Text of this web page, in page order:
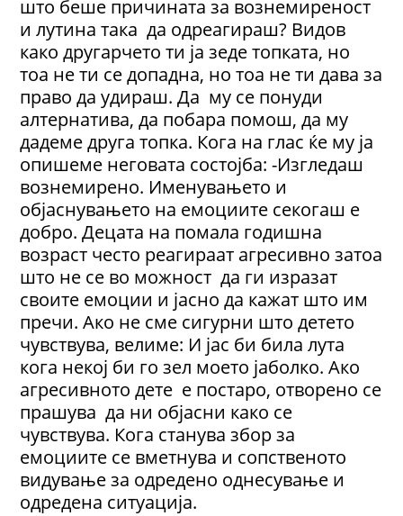
што беше причината за вознемиреност
и лутина така да одреагираш? Видов
како другарчето ти ја зеде топката, но
тоа не ти се допадна, но тоа не ти дава за
право да удираш. Да му се понуди
алтернатива, да побара помош, да му
дадеме друга топка. Кога на глас ќе му ја
опишеме неговата состојба: -Изгледаш
вознемирено. Именувањето и
објаснувањето на емоциите секогаш е
добро. Децата на помала годишна
возраст често реагираат агресивно затоа
што не се во можност да ги изразат
своите емоции и јасно да кажат што им
пречи. Ако не сме сигурни што детето
чувствува, велиме: И јас би била лута
кога некој би го зел моето јаболко. Ако
агресивното дете е постаро, отворено се
прашува да ни објасни како се
чувствува. Кога станува збор за
емоциите се вметнува и сопственото
видување за одредено однесување и
одредена ситуација.